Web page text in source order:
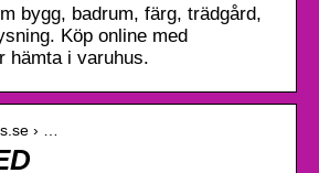
bygg, badrum, färg, trädgård,
Köp online med
hämta i varuhus.
› …